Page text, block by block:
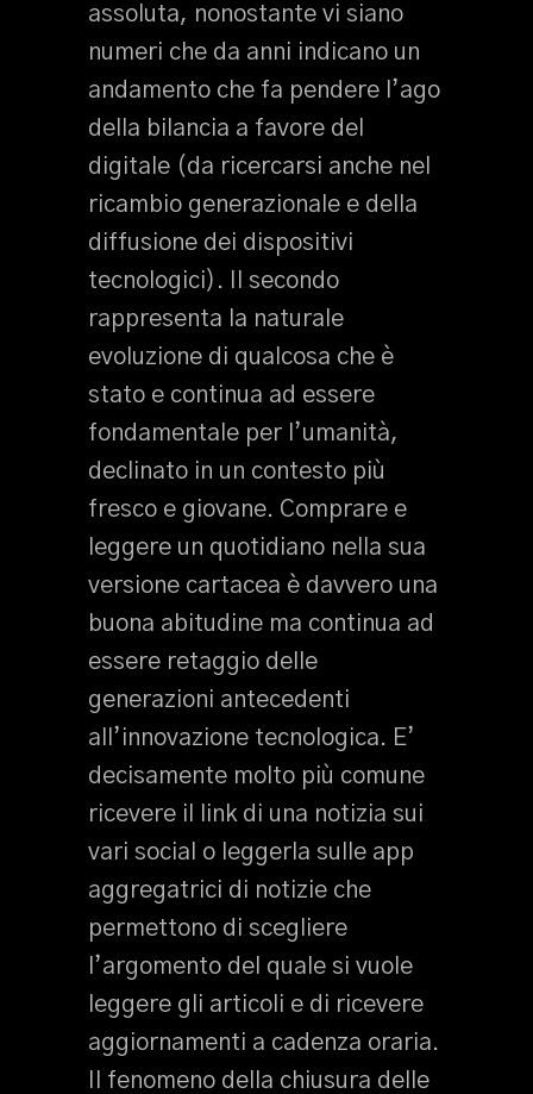
assoluta, nonostante vi siano
numeri che da anni indicano un
andamento che fa pendere l’ago
della bilancia a favore del
digitale (da ricercarsi anche nel
ricambio generazionale e della
diffusione dei dispositivi
tecnologici). Il secondo
rappresenta la naturale
evoluzione di qualcosa che è
stato e continua ad essere
fondamentale per l’umanità,
declinato in un contesto più
fresco e giovane. Comprare e
leggere un quotidiano nella sua
versione cartacea è davvero una
buona abitudine ma continua ad
essere retaggio delle
generazioni antecedenti
all’innovazione tecnologica. E’
decisamente molto più comune
ricevere il link di una notizia sui
vari social o leggerla sulle app
aggregatrici di notizie che
permettono di scegliere
l’argomento del quale si vuole
leggere gli articoli e di ricevere
aggiornamenti a cadenza oraria.
Il fenomeno della chiusura delle